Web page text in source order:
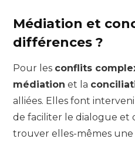
Médiation et
différences ?
Pour les conflits
médiation et la
alliées. Elles font
de faciliter le dialogue et
trouver elles-mêmes une